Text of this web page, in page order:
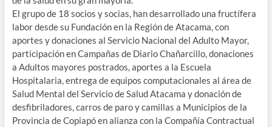
El grupo de 18 socios y socias, han desarrollado una fructífera
labor desde su Fundación en la Región de Atacama, con
aportes y donaciones al Servicio Nacional del Adulto Mayor,
participación en Campañas de Diario Chañarcillo, donaciones
a Adultos mayores postrados, aportes a la Escuela
Hospitalaria, entrega de equipos computacionales al área de
Salud Mental del Servicio de Salud Atacama y donación de
desfibriladores, carros de paro y camillas a Municipios de la
Provincia de Copiapó en alianza con la Compañía Contractual